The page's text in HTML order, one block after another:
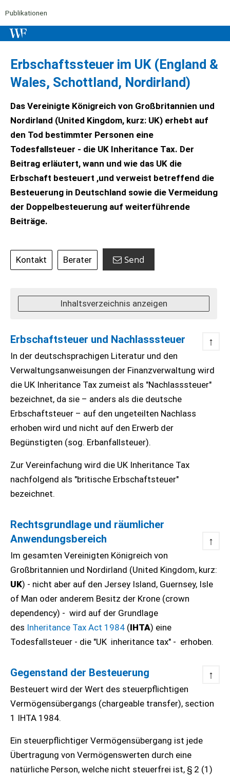
Publikationen
Erbschaftssteuer im UK (England &
Wales, Schottland, Nordirland)
Das Vereinigte Königreich von Großbritannien und
Nordirland (United Kingdom, kurz: UK) erhebt auf
den Tod bestimmter Personen eine
Todesfallsteuer - die UK Inheritance Tax. Der
Beitrag erläutert, wann und wie das UK die
Erbschaft besteuert ,und verweist betreffend die
Besteuerung in Deutschland sowie die Vermeidung
der Doppelbesteuerung auf weiterführende
Beiträge.
Kontakt Berater Send
Inhaltsverzeichnis anzeigen
Erbschaftsteuer und Nachlasssteuer ↑
In der deutschsprachigen Literatur und den
Verwaltungsanweisungen der Finanzverwaltung wird
die UK Inheritance Tax zumeist als "Nachlasssteuer"
bezeichnet, da sie – anders als die deutsche
Erbschaftsteuer – auf den ungeteilten Nachlass
erhoben wird und nicht auf den Erwerb der
Begünstigten (sog. Erbanfallsteuer).
Zur Vereinfachung wird die UK Inheritance Tax
nachfolgend als "britische Erbschaftsteuer"
bezeichnet.
Rechtsgrundlage und räumlicher
Anwendungsbereich
↑
Im gesamten Vereinigten Königreich von
Großbritannien und Nordirland (United Kingdom, kurz:
UK) - nicht aber auf den Jersey Island, Guernsey, Isle
of Man oder anderem Besitz der Krone (crown
dependency) - wird auf der Grundlage
des Inheritance Tax Act 1984 (IHTA) eine
Todesfallsteuer - die "UK inheritance tax" - erhoben.
Gegenstand der Besteuerung ↑
Besteuert wird der Wert des steuerpflichtigen
Vermögensübergangs (chargeable transfer), section
1 IHTA 1984.
Ein steuerpflichtiger Vermögensübergang ist jede
Übertragung von Vermögenswerten durch eine
natürliche Person, welche nicht steuerfrei ist, § 2 (1)